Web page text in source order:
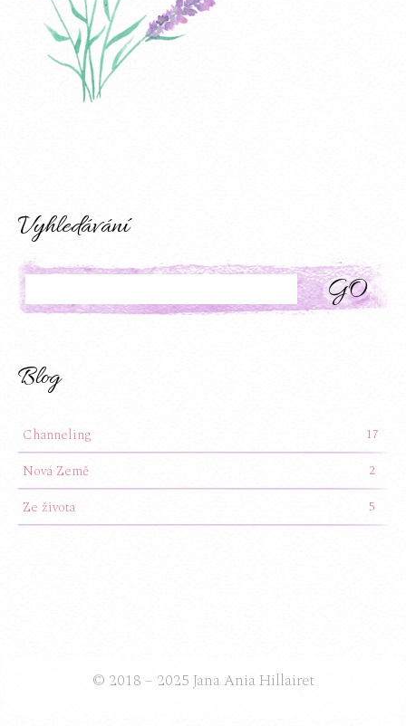
Vyhledávání
Blog
Channeling 17
Nová Země 2
Ze života 5
© 2018 – 2025 Jana Ania Hillairet